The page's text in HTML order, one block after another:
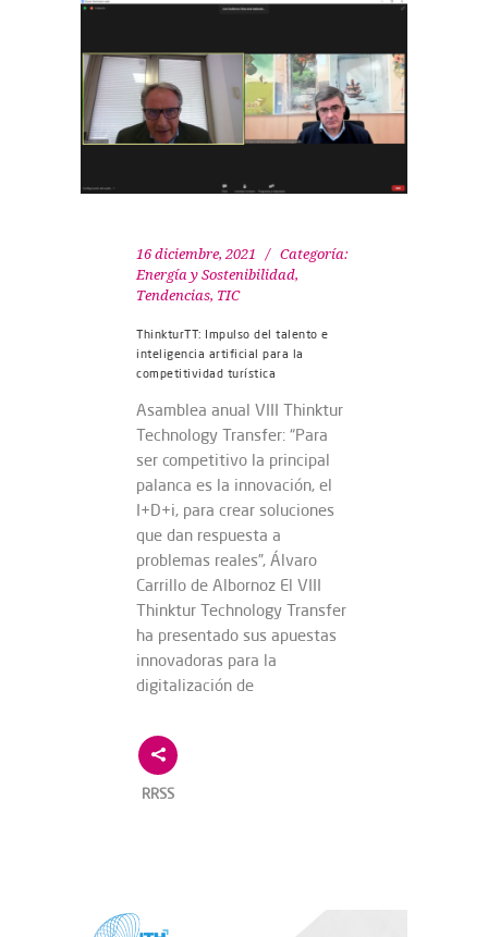
16 diciembre, 2021
Categoría:
Energía y Sostenibilidad,
Tendencias, TIC
ThinkturTT: Impulso del talento e
inteligencia artificial para la
competitividad turística
Asamblea anual VIII Thinktur
Technology Transfer: “Para
ser competitivo la principal
palanca es la innovación, el
I+D+i, para crear soluciones
que dan respuesta a
problemas reales”, Álvaro
Carrillo de Albornoz El VIII
Thinktur Technology Transfer
ha presentado sus apuestas
innovadoras para la
digitalización de
RRSS